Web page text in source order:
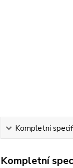
Kompletní
Kompletní